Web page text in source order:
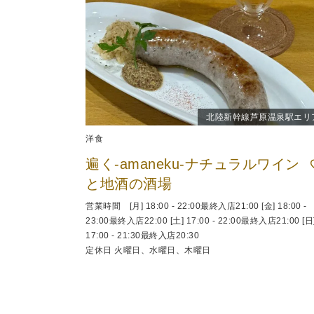
北陸新幹線芦原温泉駅エリ
洋食
遍く-amaneku-ナチュラルワイン
と地酒の酒場
営業時間 [月] 18:00 - 22:00最終入店21:00 [金] 18:00 -
23:00最終入店22:00 [土] 17:00 - 22:00最終入店21:00 [
17:00 - 21:30最終入店20:30
定休日 火曜日、水曜日、木曜日